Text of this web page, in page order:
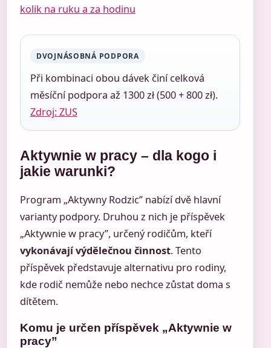
kolik na ruku a za hodinu
DVOJNÁSOBNÁ PODPORA
Při kombinaci obou dávek činí celková
měsíční podpora až 1300 zł (500 + 800 zł).
Zdroj: ZUS
Aktywnie w pracy – dla kogo i
jakie warunki?
Program „Aktywny Rodzic” nabízí dvě hlavní
varianty podpory. Druhou z nich je příspěvek
„Aktywnie w pracy”, určený rodičům, kteří
vykonávají výdělečnou činnost. Tento
příspěvek představuje alternativu pro rodiny,
kde rodič nemůže nebo nechce zůstat doma s
dítětem.
Komu je určen příspěvek „Aktywnie w
pracy”